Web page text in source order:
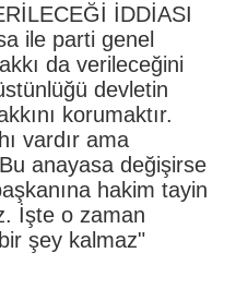
İDDİASI
ile parti genel
da verileceğini
devletin
korumaktır.
vardır ama
anayasa değişirse
hakim tayin
İşte o zaman
şey kalmaz"